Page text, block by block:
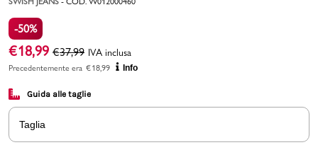
Marchi
-50%
€18,99 €37,99 IVA inclusa
Precedentemente era €18,99 Info
Guida alle taglie
Taglia